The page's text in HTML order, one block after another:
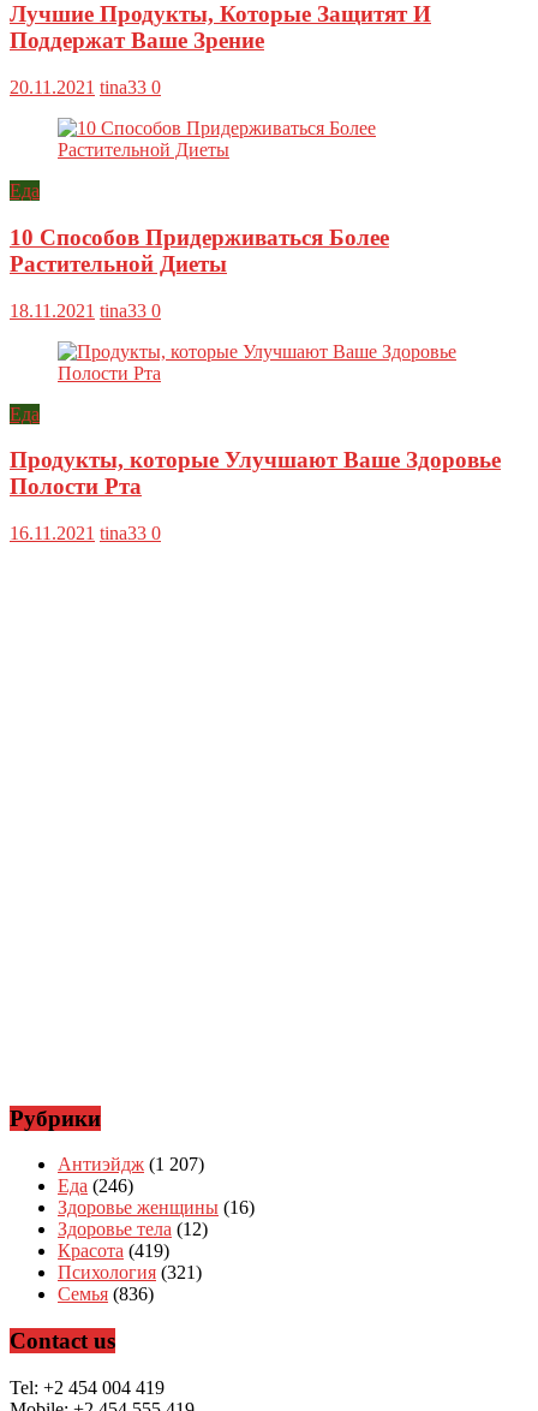
Лучшие Продукты, Которые Защитят И
Поддержат Ваше Зрение
20.11.2021 tina33 0
Еда
10 Способов Придерживаться Более
Растительной Диеты
18.11.2021 tina33 0
Еда
Продукты, которые Улучшают Ваше Здоровье
Полости Рта
16.11.2021 tina33 0
Рубрики
Антиэйдж (1 207)
Еда (246)
Здоровье женщины (16)
Здоровье тела (12)
Красота (419)
Психология (321)
Семья (836)
Contact us
Tel: +2 454 004 419